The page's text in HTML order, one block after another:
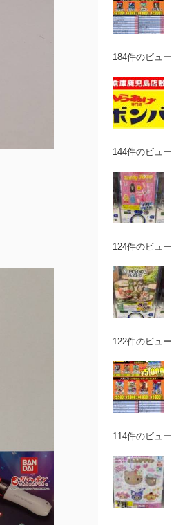
184件のビュー
144件のビュー
124件のビュー
122件のビュー
114件のビュー